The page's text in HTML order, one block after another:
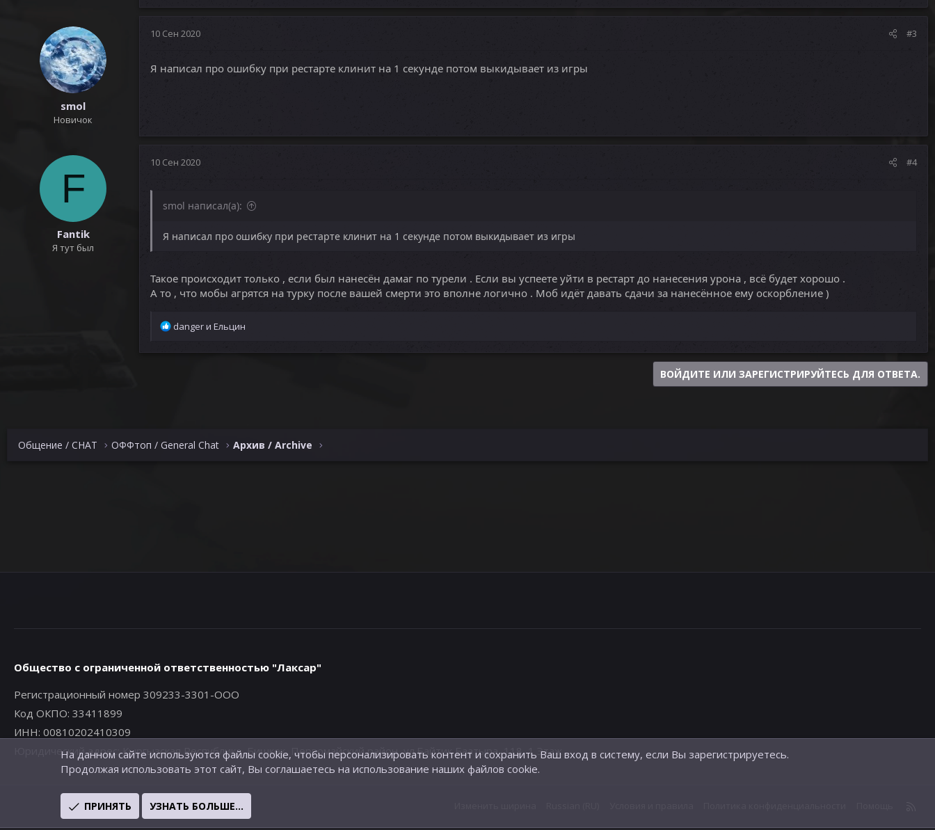
smol
Новичок
10 Сен 2020 #3
Я написал про ошибку при рестарте клинит на 1 секунде потом выкидывает из игры
F
Fantik
Я тут был
10 Сен 2020 #4
smol написал(а):
Я написал про ошибку при рестарте клинит на 1 секунде потом выкидывает из игры
Такое происходит только , если был нанесён дамаг по турели . Если вы успеете уйти в рестарт до нанесения урона , всё будет хорошо .
А то , что мобы агрятся на турку после вашей смерти это вполне логично . Моб идёт давать сдачи за нанесённое ему оскорбление )
Р
а
dangerи Ельцин
ВОЙДИТЕ ИЛИ ЗАРЕГИСТРИРУЙТЕСЬ ДЛЯ ОТВЕТА.
Общение / CHAT ОФФтоп / General Chat Архив / Archive
Общество с ограниченной ответственностью "Лаксар"
Регистрационный номер 309233-3301-ООО
Код ОКПО: 33411899
ИНН: 00810202410309
Юридический адрес: Кыргызская Республика, Бишкек, Первомайский район, ул.Байтик Баатыра, 118, 1 Этаж
На данном сайте используются файлы cookie, чтобы персонализировать контент и сохранить Ваш вход в систему, если Вы зарегистрируетесь.
Продолжая использовать этот сайт, Вы соглашаетесь на использование наших файлов cookie.
ПРИНЯТЬ УЗНАТЬ БОЛЬШЕ...